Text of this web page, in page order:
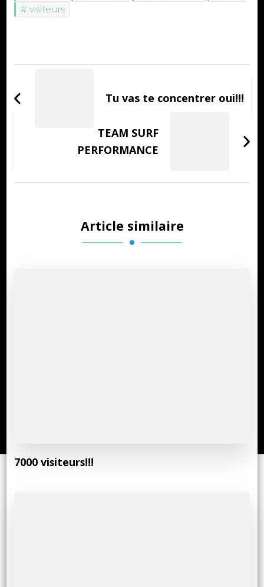
visiteurs
d'article
Tu vas te concentrer oui!!!
TEAM SURF
PERFORMANCE
Article similaire
7000 visiteurs!!!